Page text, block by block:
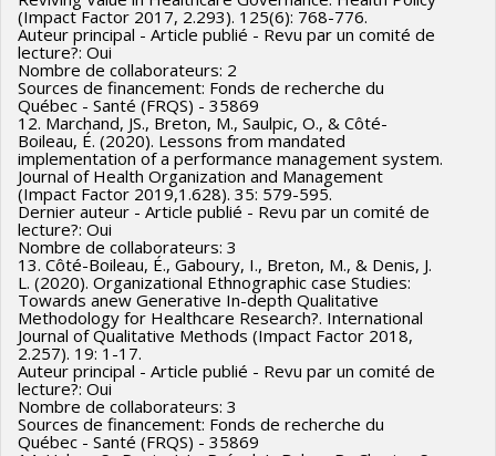
(Impact Factor 2017, 2.293). 125(6): 768-776.
Auteur principal - Article publié - Revu par un comité de
lecture?: Oui
Nombre de collaborateurs: 2
Sources de financement: Fonds de recherche du
Québec - Santé (FRQS) - 35869
12. Marchand, JS., Breton, M., Saulpic, O., & Côté-
Boileau, É. (2020). Lessons from mandated
implementation of a performance management system.
Journal of Health Organization and Management
(Impact Factor 2019,1.628). 35: 579-595.
Dernier auteur - Article publié - Revu par un comité de
lecture?: Oui
Nombre de collaborateurs: 3
13. Côté-Boileau, É., Gaboury, I., Breton, M., & Denis, J.
L. (2020). Organizational Ethnographic case Studies:
Towards anew Generative In-depth Qualitative
Methodology for Healthcare Research?. International
Journal of Qualitative Methods (Impact Factor 2018,
2.257). 19: 1-17.
Auteur principal - Article publié - Revu par un comité de
lecture?: Oui
Nombre de collaborateurs: 3
Sources de financement: Fonds de recherche du
Québec - Santé (FRQS) - 35869